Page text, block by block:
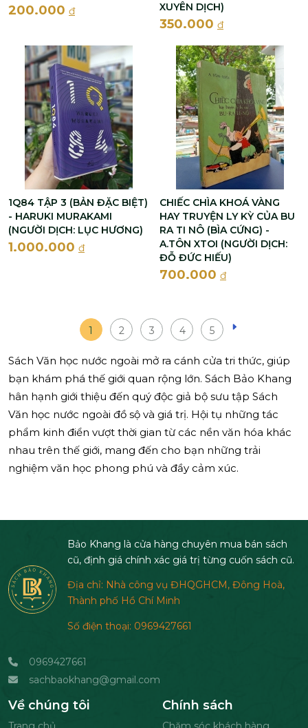
200.000 đ
XUYÊN DỊCH)
350.000 đ
1Q84 TẬP 3 (BẢN ĐẶC BIỆT)
- HARUKI MURAKAMI
(NGƯỜI DỊCH: LỤC HƯƠNG)
1.000.000 đ
CHIẾC CHÌA KHOÁ VÀNG
HAY TRUYỆN LY KỲ CỦA BU
RA TI NÔ (BÌA CỨNG) -
A.TÔN XTOI (NGƯỜI DỊCH:
ĐỖ ĐỨC HIẾU)
700.000 đ
1 2 3 4 5
Sách Văn học nước ngoài mở ra cánh cửa tri thức, giúp
bạn khám phá thế giới quan rộng lớn. Sách Bảo Khang
hân hạnh giới thiệu đến quý độc giả bộ sưu tập Sách
Văn học nước ngoài đồ sộ và giá trị. Hội tụ những tác
phẩm kinh điển vượt thời gian từ các nền văn hóa khác
nhau trên thế giới, mang đến cho bạn những trải
nghiệm văn học phong phú và đầy cảm xúc.
Bảo Khang là cửa hàng chuyên mua bán sách
cũ, định giá chính xác giá trị từng cuốn sách cũ.
Địa chỉ: Nhà công vụ ĐHQGHCM, Đông Hoà,
Thành phố Hồ Chí Minh
Số điện thoại: 0969427661
0969427661
sachbaokhang@gmail.com
Về chúng tôi Chính sách